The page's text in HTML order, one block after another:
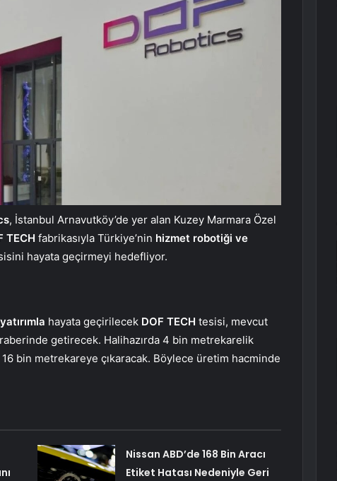
, İstanbul Arnavutköy’de yer alan Kuzey Marmara Özel
TECH fabrikasıyla Türkiye’nin hizmet robotiği ve
hayata geçirmeyi hedefliyor.
hayata geçirilecek DOF TECH tesisi, mevcut
getirecek. Halihazırda 4 bin metrekarelik
bin metrekareye çıkaracak. Böylece üretim hacminde
Nissan ABD’de 168 Bin Aracı
Etiket Hatası Nedeniyle Geri